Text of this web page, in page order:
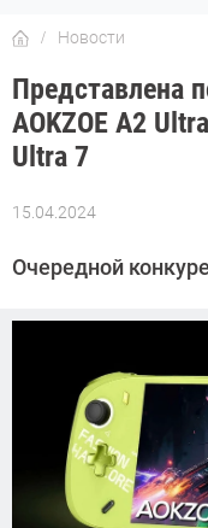
Новости
Представлена
AOKZOE A2
Ultra 7
15.04.2024
Автор:
Довлатова
Очередной